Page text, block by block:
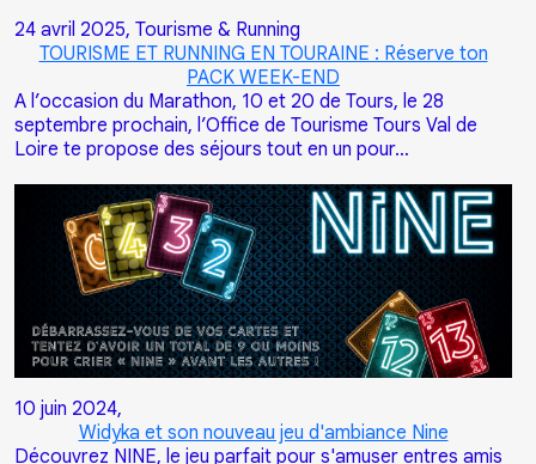
24 avril 2025, Tourisme & Running
TOURISME ET RUNNING EN TOURAINE : Réserve ton
PACK WEEK-END
A l’occasion du Marathon, 10 et 20 de Tours, le 28
septembre prochain, l’Office de Tourisme Tours Val de
Loire te propose des séjours tout en un pour…
10 juin 2024,
Widyka et son nouveau jeu d'ambiance Nine
Découvrez NINE, le jeu parfait pour s'amuser entres amis